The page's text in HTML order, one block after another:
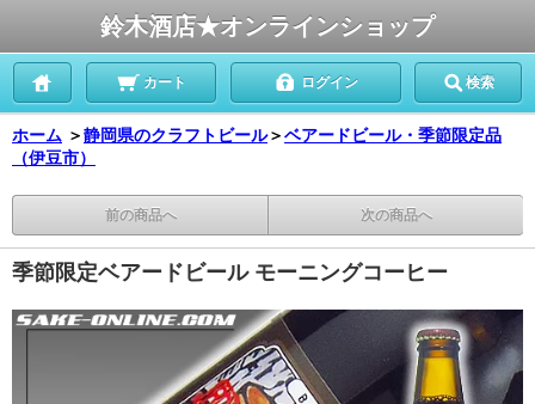
鈴木酒店★オンラインショップ
カート ログイン 検索
ホーム ＞静岡県のクラフトビール＞ベアードビール・季節限定品
（伊豆市）
前の商品へ 次の商品へ
季節限定ベアードビール モーニングコーヒー